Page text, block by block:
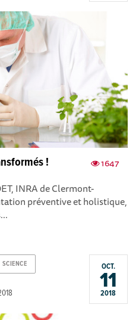
1647
!
INRA de Clermont-
préventive et holistique,
SCIENCE OCT.
11
2018